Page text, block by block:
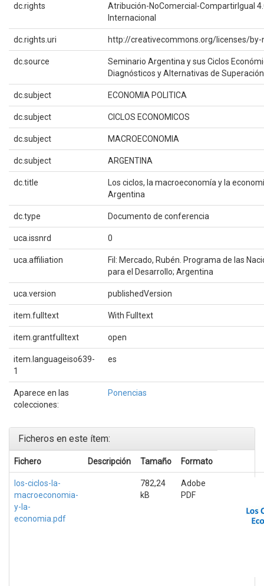
dc.rights
Atribución-NoComercial-CompartirIgual
Internacional
dc.rights.uri http://creativecommons.org/licenses/
dc.source
Seminario Argentina y sus Ciclos
Diagnósticos y Alternativas de Superación
dc.subject ECONOMIA POLITICA
dc.subject CICLOS ECONOMICOS
dc.subject MACROECONOMIA
dc.subject ARGENTINA
dc.title
Los ciclos, la macroeconomía y la
Argentina
dc.type Documento de conferencia
uca.issnrd 0
uca.affiliation
Fil: Mercado, Rubén. Programa de las
para el Desarrollo; Argentina
uca.version publishedVersion
item.fulltext With Fulltext
item.grantfulltext open
item.languageiso639-
1
es
Aparece en las
colecciones:
Ponencias
Ficheros en este ítem:
Fichero Descripción Tamaño Formato
los-ciclos-la-
macroeconomia-
y-la-
economia.pdf
782,24
kB
Adobe
PDF